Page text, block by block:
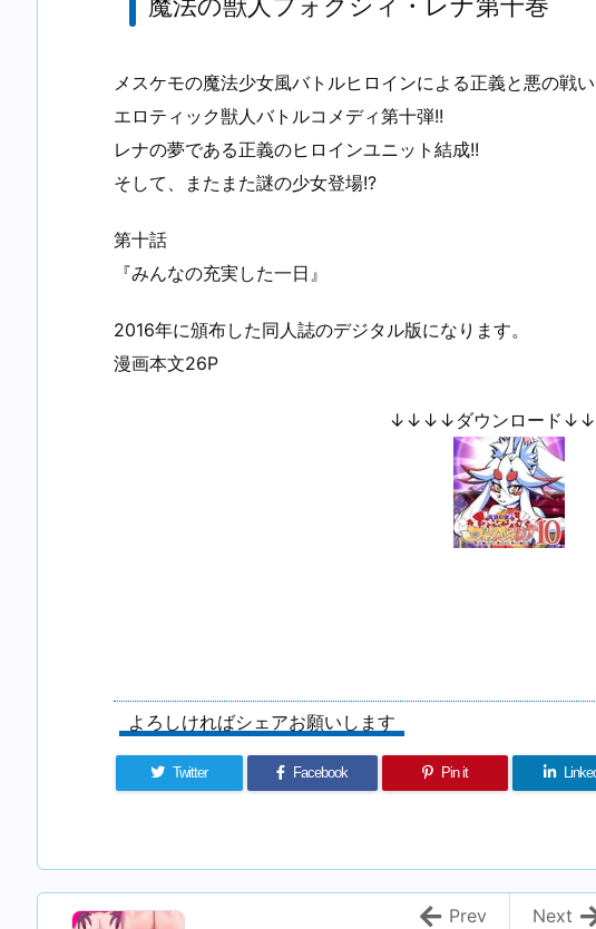
メスケモの魔法少女風バトルヒロインによる正義と悪の戦い
エロティック獣人バトルコメディ第十弾!!
レナの夢である正義のヒロインユニット結成!!
そして、またまた謎の少女登場!?
第十話
『みんなの充実した一日』
2016年に頒布した同人誌のデジタル版になります。
漫画本文26P
↓↓↓↓ダウンロード
よろしければシェアお願いします
Twitter Facebook Pin it
Next
Prev